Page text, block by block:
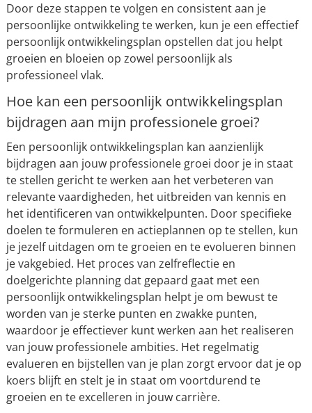
Door deze stappen te volgen en consistent aan je
persoonlijke ontwikkeling te werken, kun je een effectief
persoonlijk ontwikkelingsplan opstellen dat jou helpt
groeien en bloeien op zowel persoonlijk als
professioneel vlak.
Hoe kan een persoonlijk ontwikkelingsplan
bijdragen aan mijn professionele groei?
Een persoonlijk ontwikkelingsplan kan aanzienlijk
bijdragen aan jouw professionele groei door je in staat
te stellen gericht te werken aan het verbeteren van
relevante vaardigheden, het uitbreiden van kennis en
het identificeren van ontwikkelpunten. Door specifieke
doelen te formuleren en actieplannen op te stellen, kun
je jezelf uitdagen om te groeien en te evolueren binnen
je vakgebied. Het proces van zelfreflectie en
doelgerichte planning dat gepaard gaat met een
persoonlijk ontwikkelingsplan helpt je om bewust te
worden van je sterke punten en zwakke punten,
waardoor je effectiever kunt werken aan het realiseren
van jouw professionele ambities. Het regelmatig
evalueren en bijstellen van je plan zorgt ervoor dat je op
koers blijft en stelt je in staat om voortdurend te
groeien en te excelleren in jouw carrière.